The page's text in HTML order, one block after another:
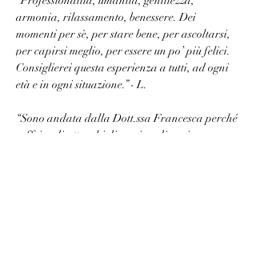
armonia, rilassamento, benessere. Dei
momenti per sè, per stare bene, per ascoltarsi,
per capirsi meglio, per essere un po’ più felici.
Consiglierei questa esperienza a tutti, ad ogni
età e in ogni situazione.” - L.
“Sono andata dalla Dott.ssa Francesca perché
soffrivo di attacchi di panico, di ansia e non